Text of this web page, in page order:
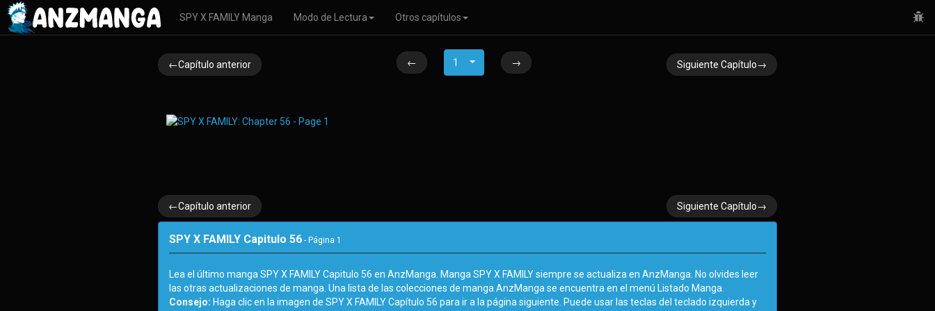
SPY X FAMILY Manga Modo de Lectura Otros capítulos
←Capítulo anterior Siguiente Capítulo→
← 1 →
←Capítulo anterior Siguiente Capítulo→
SPY X FAMILY Capitulo 56 - Página 1
Lea el último manga SPY X FAMILY Capitulo 56 en AnzManga. Manga SPY X FAMILY siempre se actualiza en AnzManga. No olvides leer
las otras actualizaciones de manga. Una lista de las colecciones de manga AnzManga se encuentra en el menú Listado Manga.
Consejo: Haga clic en la imagen de SPY X FAMILY Capítulo 56 para ir a la página siguiente. Puede usar las teclas del teclado izquierda y